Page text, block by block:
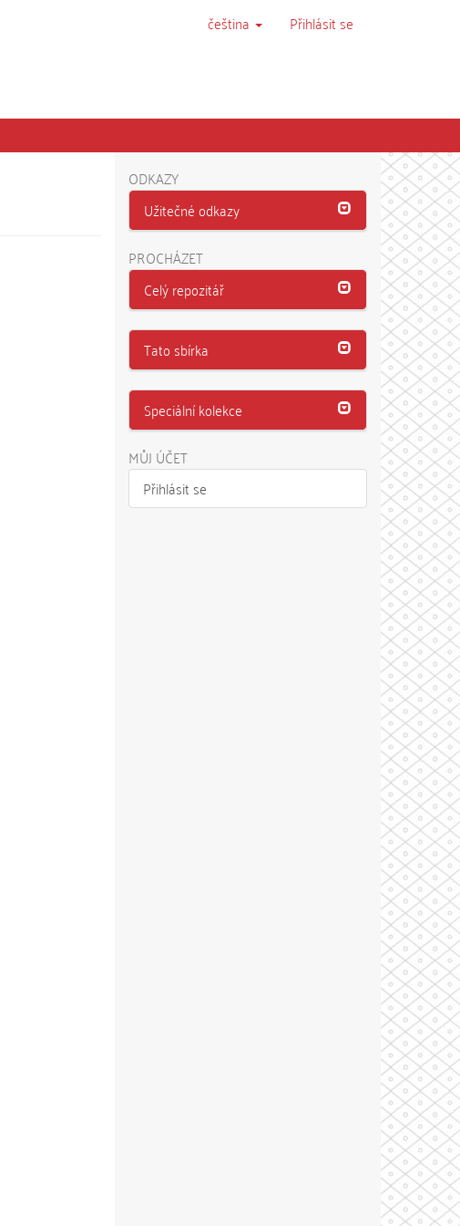
čeština Přihlásit se
ODKAZY
Užitečné odkazy
PROCHÁZET
Celý repozitář
Tato sbírka
Speciální kolekce
MŮJ ÚČET
Přihlásit se